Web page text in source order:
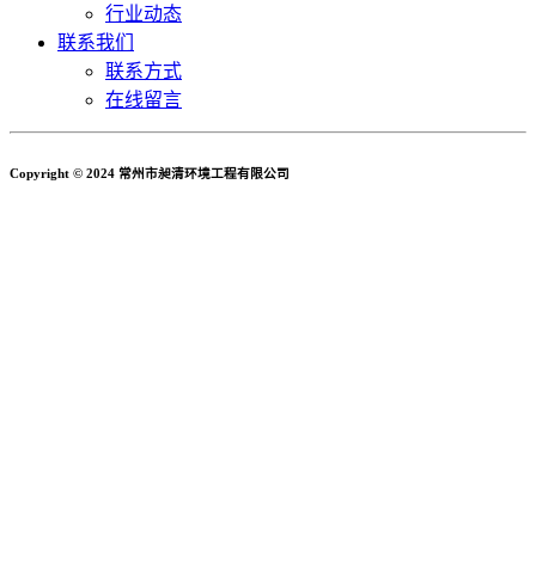
行业动态
联系我们
联系方式
在线留言
Copyright © 2024 常州市昶清环境工程有限公司